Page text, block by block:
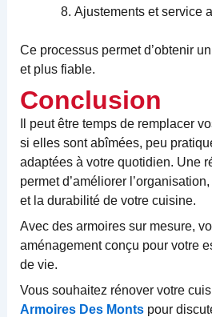
Ajustements et service
Ce processus permet d’obtenir
et plus fiable.
Conclusion
Il peut être temps de remplacer
si elles sont abîmées, peu
adaptées à votre quotidien. Une
permet d’améliorer
et la durabilité de votre cuisine.
Avec des armoires sur mesure,
aménagement conçu pour votre
de vie.
Vous souhaitez rénover votre
Armoires Des Montspour